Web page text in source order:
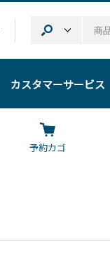
カスタマーサービス
予約カゴ